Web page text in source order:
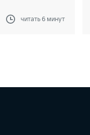
читать 6 минут